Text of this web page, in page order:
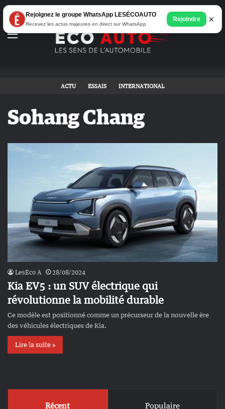
Menu
ACTU ESSAIS INTERNATIONAL
Sohang Chang
LesEco A 28/08/2024
Kia EV5 : un SUV électrique qui
révolutionne la mobilité durable
Ce modèle est positionné comme un précurseur de la nouvelle ère
des véhicules électriques de Kia.
Lire la suite »
Récent Populaire
Rejoignez le groupe WhatsApp LESÉCOAUTO
Recevez les actus majeures en direct sur WhatsApp
Rejoindre ×